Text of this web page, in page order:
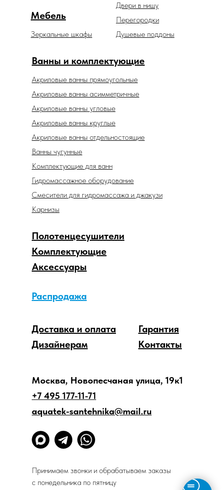
Ванны и комплектующие
Акриловые ванны прямоугольные
Зеркальные шкафы
Мебель
Двери в нишу
Перегородки
Аксессуары
Распродажа
Комплектующие
Дизайнерам
Доставка и оплата
Гарантия
Контакты
Душевые поддоны
Акриловые ванны отдельностоящие
Акриловые ванны асимметричные
Акриловые ванны угловые
Акриловые ванны круглые
Ванны чугунные
Комплектующие для ванн
Гидромассажное оборудование
Смесители для гидромассажа и джакузи
Карнизы
Полотенцесушители
Москва, Новопесчаная улица, 19к1
+7 495 177-11-71
aquatek-santehnika@mail.ru
Принимаем звонки и обрабатываем заказы
с понедельника по пятницу